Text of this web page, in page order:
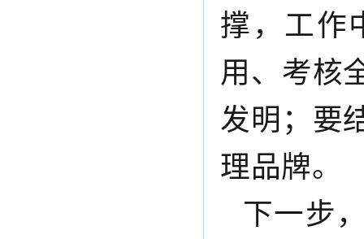
撑 ， 工作
用、考核
发明 ； 要
理品牌。
下一步